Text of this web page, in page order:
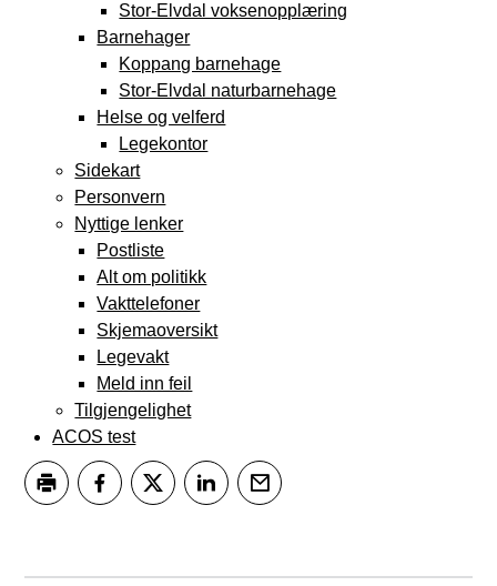
Stor-Elvdal voksenopplæring
Barnehager
Koppang barnehage
Stor-Elvdal naturbarnehage
Helse og velferd
Legekontor
Sidekart
Personvern
Nyttige lenker
Postliste
Alt om politikk
Vakttelefoner
Skjemaoversikt
Legevakt
Meld inn feil
Tilgjengelighet
ACOS test